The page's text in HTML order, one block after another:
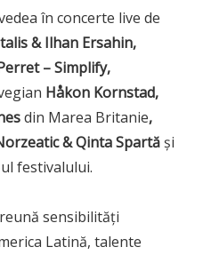
în concerte live de
& Ilhan Ersahin,
– Simplify,
Håkon Kornstad,
din Marea Britanie,
& Qinta Spartăși
festivalului.
sensibilități
Latină, talente